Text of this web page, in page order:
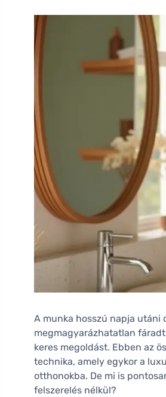
A munka hosszú napja utáni
megmagyarázhatatlan
keres megoldást. Ebben az
technika, amely egykor a
otthonokba. De mi is
felszerelés nélkül?